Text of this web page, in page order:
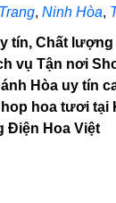
, Ninh Hòa,
tín, Chất
vụ Tận nơi
Hòa uy tín
hoa tươi tại
Điện Hoa Việt